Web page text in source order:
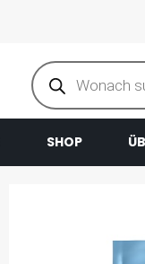
SHOP